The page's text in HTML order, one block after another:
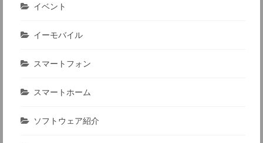
イベント
イーモバイル
スマートフォン
スマートホーム
ソフトウェア紹介